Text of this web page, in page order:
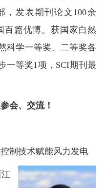
，发表期刊论文100余
百篇优博。获国家自然
科学一等奖、二等奖各
一等奖1 项， SCI期刊最
会、交流！
制技术赋能风力发电